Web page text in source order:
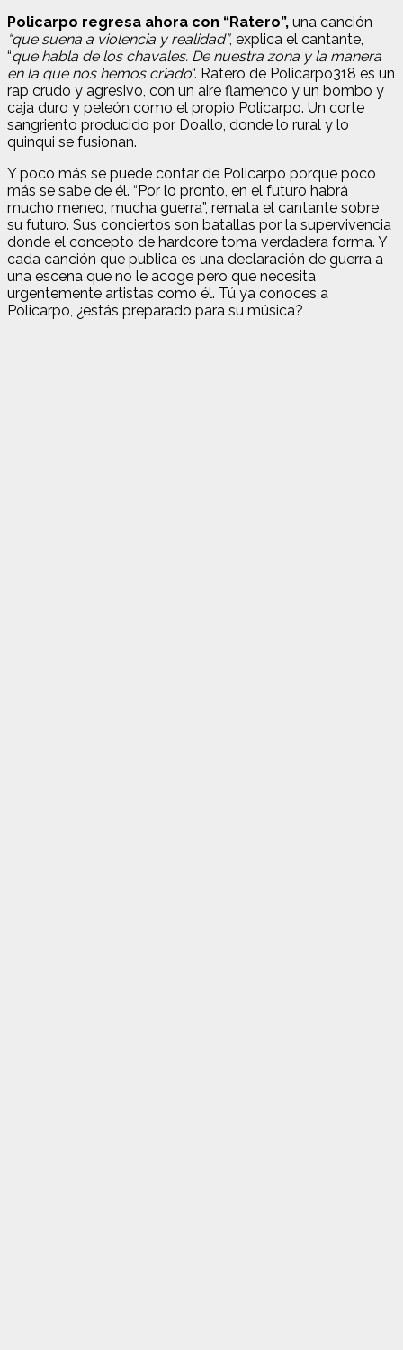
Policarpo regresa ahora con “Ratero”, una canción
“que suena a violencia y realidad”, explica el cantante,
“que habla de los chavales. De nuestra zona y la manera
en la que nos hemos criado“. Ratero de Policarpo318 es un
rap crudo y agresivo, con un aire flamenco y un bombo y
caja duro y peleón como el propio Policarpo. Un corte
sangriento producido por Doallo, donde lo rural y lo
quinqui se fusionan.
Y poco más se puede contar de Policarpo porque poco
más se sabe de él. “Por lo pronto, en el futuro habrá
mucho meneo, mucha guerra”, remata el cantante sobre
su futuro. Sus conciertos son batallas por la supervivencia
donde el concepto de hardcore toma verdadera forma. Y
cada canción que publica es una declaración de guerra a
una escena que no le acoge pero que necesita
urgentemente artistas como él. Tú ya conoces a
Policarpo, ¿estás preparado para su música?